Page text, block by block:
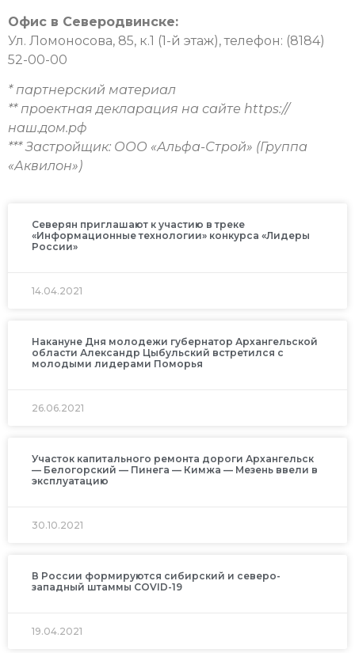
Офис в Северодвинске:
Ул. Ломоносова, 85, к.1 (1-й этаж), телефон: (8184)
52-00-00
* партнерский материал
** проектная декларация на сайте https://
наш.дом.рф
*** Застройщик: ООО «Альфа-Строй» (Группа
«Аквилон»)
Северян приглашают к участию в треке
«Информационные технологии» конкурса «Лидеры
России»
14.04.2021
Накануне Дня молодежи губернатор Архангельской
области Александр Цыбульский встретился с
молодыми лидерами Поморья
26.06.2021
Участок капитального ремонта дороги Архангельск
— Белогорский — Пинега — Кимжа — Мезень ввели в
эксплуатацию
30.10.2021
В России формируются сибирский и северо-
западный штаммы COVID-19
19.04.2021